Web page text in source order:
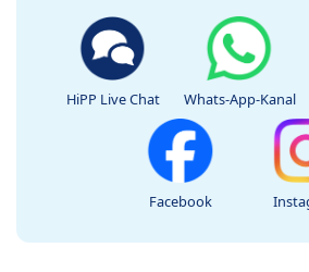
HiPP Live Chat Whats-App-Kanal
Facebook